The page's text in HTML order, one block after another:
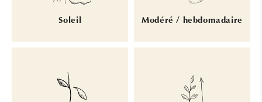
Soleil Modéré / hebdomadaire